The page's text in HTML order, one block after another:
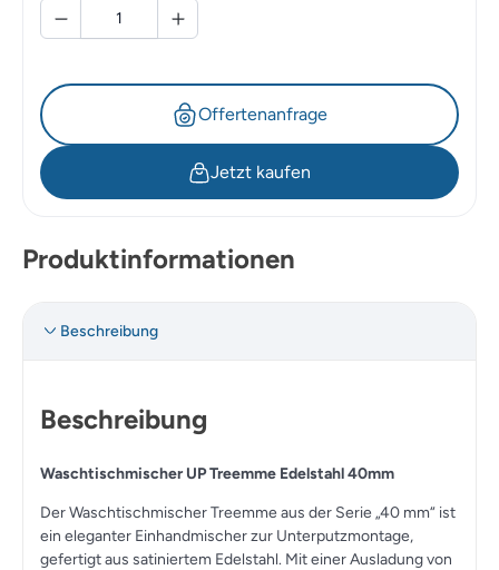
Offertenanfrage
Jetzt kaufen
Produktinformationen
Beschreibung
Beschreibung
Waschtischmischer UP Treemme Edelstahl 40mm
Der Waschtischmischer Treemme aus der Serie „40 mm“ ist
ein eleganter Einhandmischer zur Unterputzmontage,
gefertigt aus satiniertem Edelstahl. Mit einer Ausladung von